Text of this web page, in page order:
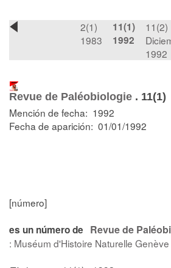
2(1)
1983
11(1)
1992
11(2)
1992
Revue de Paléobiologie . 11(1)
Mención de fecha: 1992
Fecha de aparición: 01/01/1992
[número]
es un número de Revue de
: Muséum d'Histoire Naturelle Genève